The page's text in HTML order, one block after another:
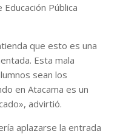
Pública
que esto es una
Esta mala
sean los
en Atacama es un
advirtió.
aplazarse la entrada